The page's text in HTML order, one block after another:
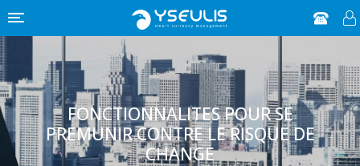
FONCTIONNALITES POUR SE
PREMUNIR CONTRE LE RISQUE DE
CHANGE